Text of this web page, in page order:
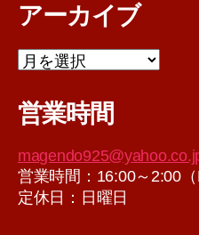
アーカイブ
ア
ー
イ
営業時間
営業時間：16:00～2:00（
定休日：日曜日